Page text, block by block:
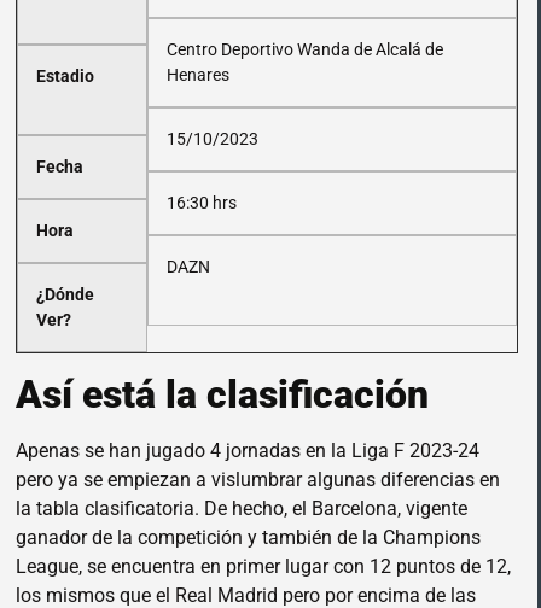
Estadio
Fecha
Hora
¿Dónde
Ver?
Centro Deportivo Wanda de Alcalá de
Henares
15/10/2023
16:30 hrs
DAZN
Así está la clasificación
Apenas se han jugado 4 jornadas en la Liga F 2023-24
pero ya se empiezan a vislumbrar algunas diferencias en
la tabla clasificatoria. De hecho, el Barcelona, vigente
ganador de la competición y también de la Champions
League, se encuentra en primer lugar con 12 puntos de 12,
los mismos que el Real Madrid pero por encima de las